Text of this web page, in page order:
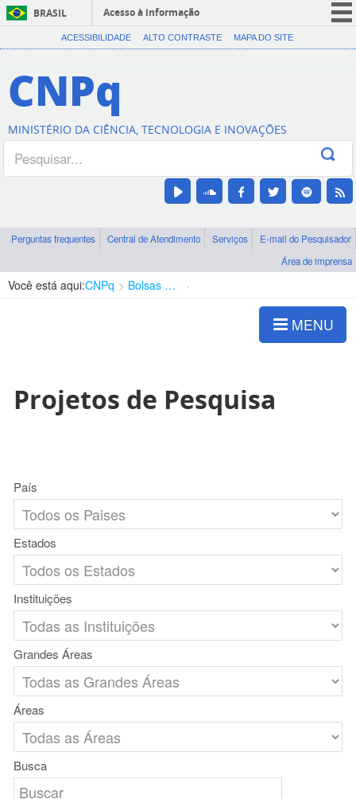
BRASIL
Acesso à informação
CORONAVÍRUS (COVID-19)
Canais
ACESSIBILIDADE ALTO CONTRASTE MAPA DO SITE
CNPq
MINISTÉRIO DA CIÊNCIA, TECNOLOGIA E INOVAÇÕES
Perguntas frequentes Central de Atendimento Serviços
E-mail do Pesquisador
Área de imprensa
Você está aqui:CNPq Bolsas e Auxílios Vigentes
MENU
Projetos de Pesquisa
País
Estados
Instituições
Grandes Áreas
Áreas
Busca